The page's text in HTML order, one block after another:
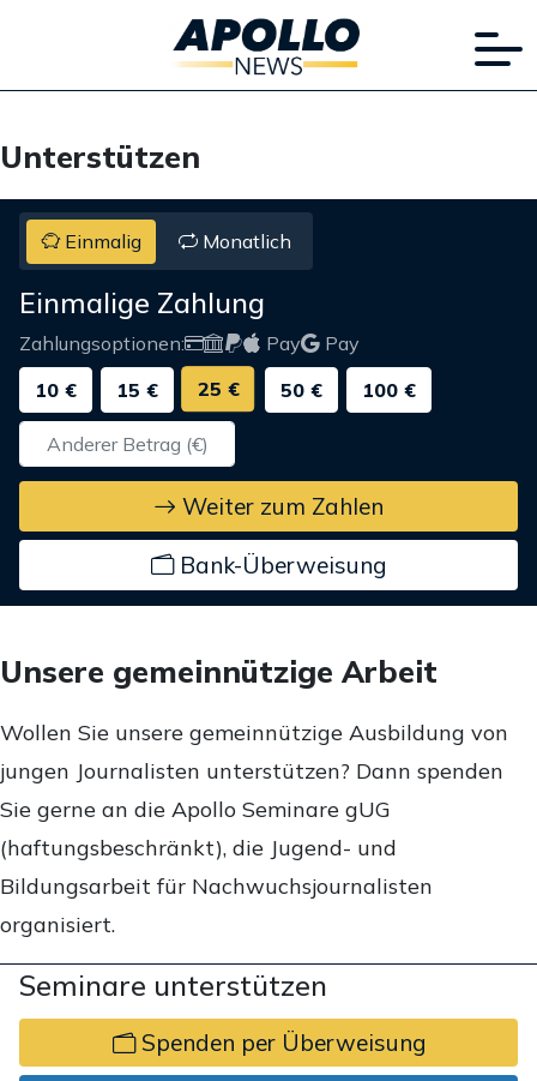
Unterstützen
Einmalig Monatlich
Einmalige Zahlung
Zahlungsoptionen: Pay
Pay
10 €
15 € 25 € 50 € 100 €
Weiter zum Zahlen
Bank-Überweisung
Unsere gemeinnützige Arbeit
Wollen Sie unsere gemeinnützige Ausbildung von
jungen Journalisten unterstützen? Dann spenden
Sie gerne an die Apollo Seminare gUG
(haftungsbeschränkt), die Jugend- und
Bildungsarbeit für Nachwuchsjournalisten
organisiert.
Seminare unterstützen
Spenden per Überweisung